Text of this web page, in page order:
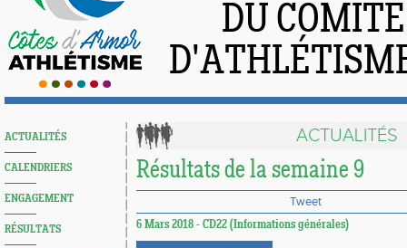
DU
ACTUALITÉS
CALENDRIERS
ENGAGEMENT
RÉSULTATS
ACTUALITÉS
Résultats de la semaine 9
Tweet
6 Mars 2018 - CD22 (Informations générales)